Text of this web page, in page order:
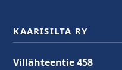
KAARISILTA RY
Villähteentie 458